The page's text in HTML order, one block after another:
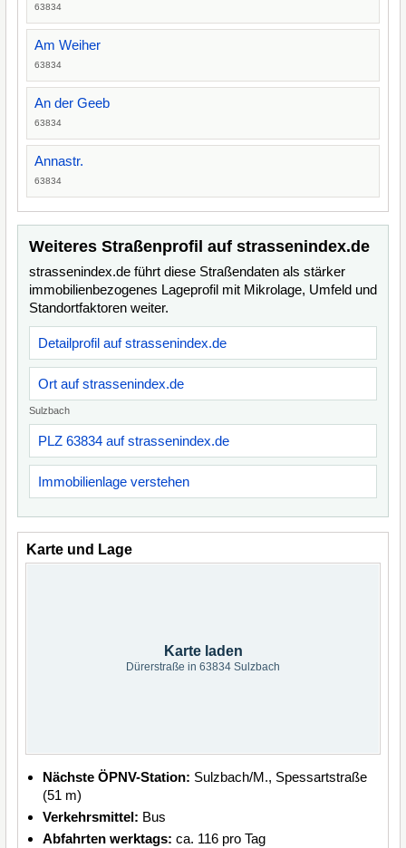
63834
Am Weiher
63834
An der Geeb
63834
Annastr.
63834
Weiteres Straßenprofil auf strassenindex.de
strassenindex.de führt diese Straßendaten als stärker
immobilienbezogenes Lageprofil mit Mikrolage, Umfeld und
Standortfaktoren weiter.
Detailprofil auf strassenindex.de
Ort auf strassenindex.de
Sulzbach
PLZ 63834 auf strassenindex.de
Immobilienlage verstehen
Karte und Lage
Karte laden
Dürerstraße in 63834 Sulzbach
Nächste ÖPNV-Station: Sulzbach/M., Spessartstraße
(51 m)
Verkehrsmittel: Bus
Abfahrten werktags: ca. 116 pro Tag